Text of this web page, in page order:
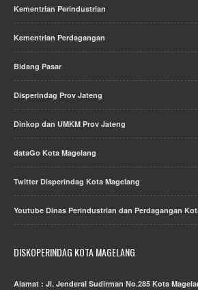
Kementrian Perindustrian
Kementrian Perdagangan
Bidang Pasar
Disperindag Prov Jateng
Dinkop dan UMKM Prov Jateng
dataGo Kota Magelang
Twitter Disperindag Kota Magelang
Youtube Dinas Perindustrian dan Perdagangan
DISKOPERINDAG KOTA MAGELANG
Alamat : Jl. Jenderal Sudirman No.285 Kota